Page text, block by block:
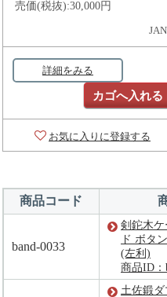
売価(税抜):30,000円
詳細をみる
カゴへ入れる
お気に入りに登録する
商品コード
band-0033
剣鉈木
ド ボタ
(左利)
商品ID：
土佐鍛